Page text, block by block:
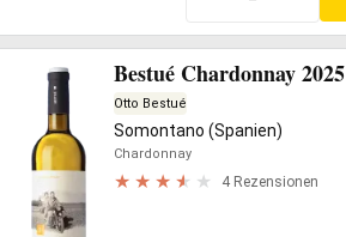
Bestué Chardonnay 2025
Otto Bestué
Somontano (Spanien)
Chardonnay
4 Rezensionen